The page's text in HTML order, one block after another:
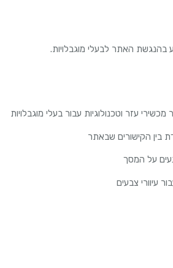
עזר וטכנולוגיות עבור בעלי מוגבלויות
בין הקישורים שבאתר
על המסך
עיוורי צבעים